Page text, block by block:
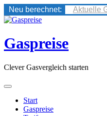
Neu berechnet:
Aktuelle
Skip
content
Gaspreise
Clever Gasvergleich starten
Start
Gaspreise